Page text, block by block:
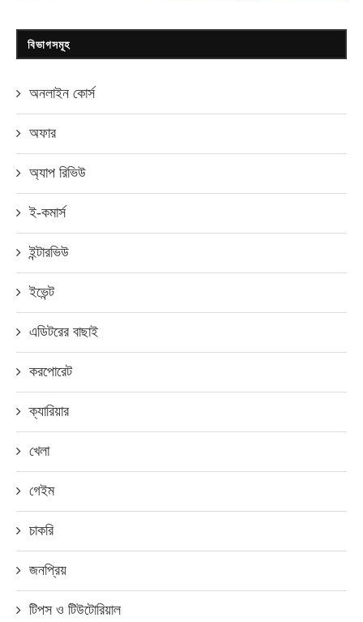
বিভাগসমূহ
অনলাইন কোর্স
অফার
অ্যাপ রিভিউ
ই-কমার্স
ইন্টারভিউ
ইভেন্ট
এডিটরের বাছাই
করপোরেট
ক্যারিয়ার
খেলা
গেইম
চাকরি
জনপ্রিয়
টিপস ও টিউটোরিয়াল